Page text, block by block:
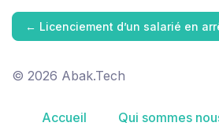
← Licenciement d’un salarié en
© 2026 Abak.Tech
Accueil Qui sommes